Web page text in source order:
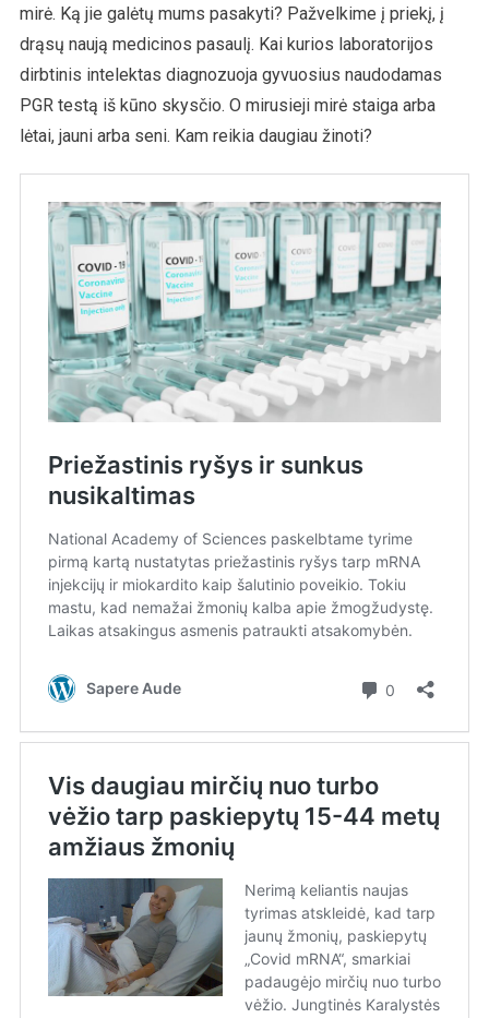
mirė. Ką jie galėtų mums pasakyti? Pažvelkime į priekį, į
drąsų naują medicinos pasaulį. Kai kurios laboratorijos
dirbtinis intelektas diagnozuoja gyvuosius naudodamas
PGR testą iš kūno skysčio. O mirusieji mirė staiga arba
lėtai, jauni arba seni. Kam reikia daugiau žinoti?